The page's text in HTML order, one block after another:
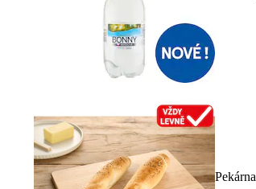
Pekárna